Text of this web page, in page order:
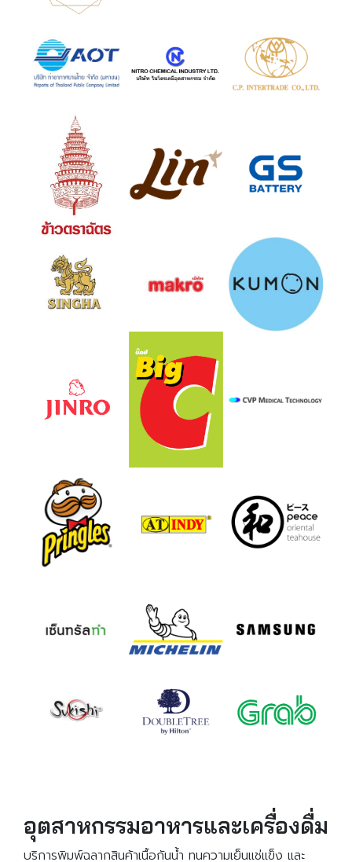
อุตสาหกรรมอาหารและเครื่องดื่ม
บริการพิมพ์ฉลากสินค้าเนื้อกันน้ำ ทนความเย็นแช่แข็ง และ